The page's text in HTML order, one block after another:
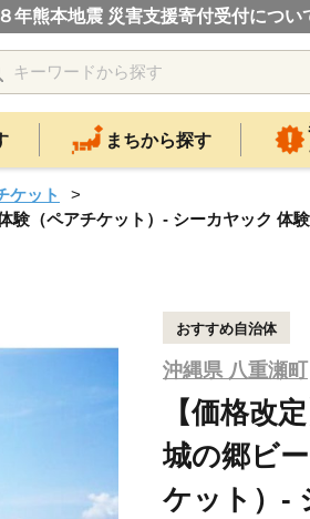
年熊本地震 災害支援寄付受付につい
まちから探す
ケット
験（ペアチケット）- シーカヤック
おすすめ自治体
沖縄県 八重瀬町
【価格改
城の郷ビ
ケット）-